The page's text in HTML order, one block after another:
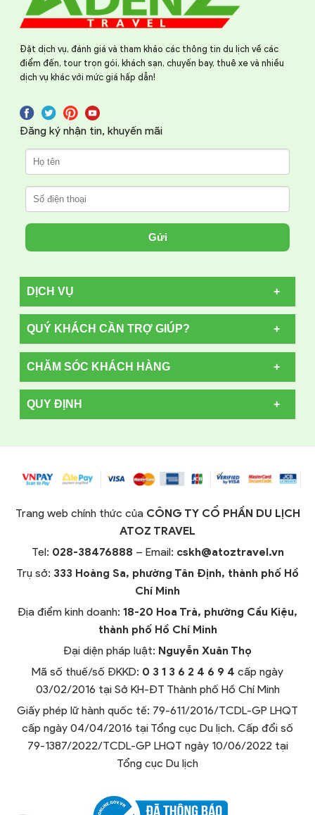
Đặt dịch vụ, đánh giá và tham khảo các thông tin du lịch về các
điểm đến, tour trọn gói, khách sạn, chuyến bay, thuê xe và nhiều
dịch vụ khác với mức giá hấp dẫn!
Đăng ký nhận tin, khuyến mãi
Gửi
DỊCH VỤ
QUÝ KHÁCH CẦN TRỢ GIÚP?
CHĂM SÓC KHÁCH HÀNG
QUY ĐỊNH
Trang web chính thức của CÔNG TY CỔ PHẦN DU LỊCH
ATOZ TRAVEL
Tel: 028-38476888 – Email: cskh@atoztravel.vn
Trụ sở: 333 Hoàng Sa, phường Tân Định, thành phố Hồ
Chí Minh
Địa điểm kinh doanh: 18-20 Hoa Trà, phường Cầu Kiệu,
thành phố Hồ Chí Minh
Đại diện pháp luật: Nguyễn Xuân Thọ
Mã số thuế/số ĐKKD: 0 3 1 3 6 2 4 6 9 4 cấp ngày
03/02/2016 tại Sở KH-ĐT Thành phố Hồ Chí Minh
Giấy phép lữ hành quốc tế: 79-611/2016/TCDL-GP LHQT
cấp ngày 04/04/2016 tại Tổng cục Du lịch. Cấp đổi số
79-1387/2022/TCDL-GP LHQT ngày 10/06/2022 tại
Tổng cục Du lịch